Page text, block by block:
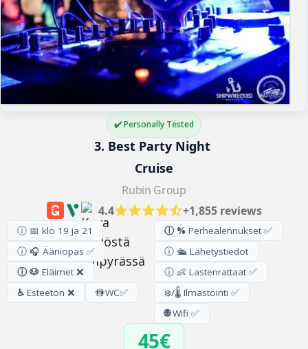
✔️ Personally Tested
3. Best Party Night
Cruise
Rubin Group
4.4
+1,855 reviews
ⓘ 📅 klo 19 ja 21
ⓘ 🎧 Ääniopas ✅
ⓘ 🐶 Eläimet ❌
♿ Esteetön ❌ 🚻WC✅
ⓘ % Perhealennukset ✅
ⓘ 🛳️ Lähetystiedot
ⓘ 👶 Lastenrattaat ✅
❄️/🌡️ Ilmastointi ✅
🌐Wifi ✅
45€